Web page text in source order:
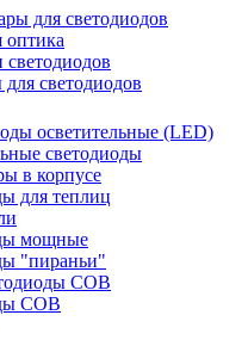
для светодиодов
оптика
светодиодов
светодиодов
осветительные (LED)
светодиоды
в корпусе
для теплиц
мощные
"пираньи"
COB
COB